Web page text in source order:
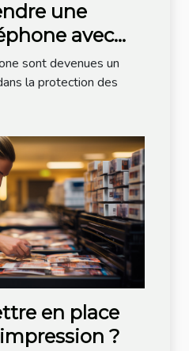
une
avec
sont devenues un
la protection des
en place
?